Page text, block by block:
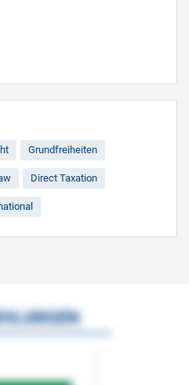
Grundfreiheiten
Direct Taxation